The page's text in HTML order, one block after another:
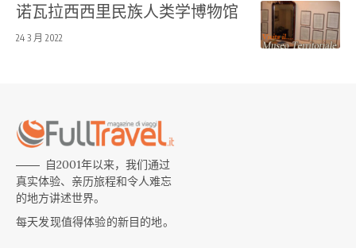
诺瓦拉西西里民族人类学博物馆
24 3 月 2022
自2001年以来，我们通过
真实体验、亲历旅程和令人难忘
的地方讲述世界。
每天发现值得体验的新目的地。